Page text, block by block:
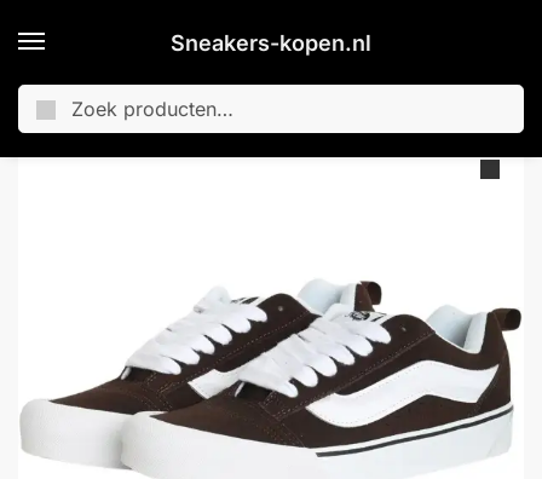
Sneakers-kopen.nl
Merken / Vans / Vans Knu Skool Sneakers Senior